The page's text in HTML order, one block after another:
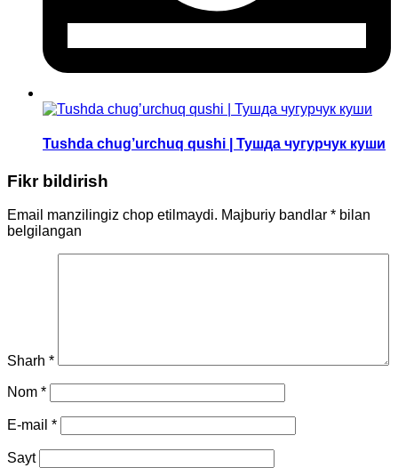
Tushda chug’urchuq qushi | Тушда чугурчук куши
Fikr bildirish
Email manzilingiz chop etilmaydi. Majburiy bandlar * bilan
belgilangan
Sharh *
Nom *
E-mail *
Sayt